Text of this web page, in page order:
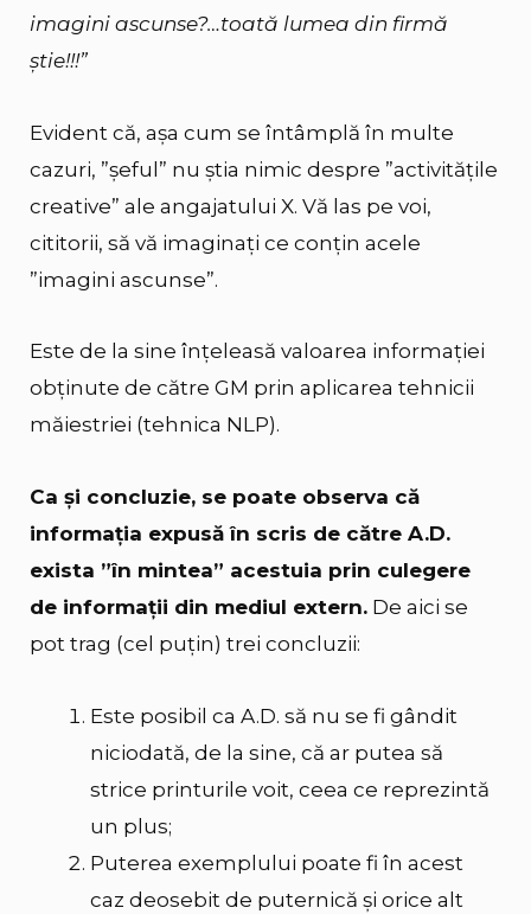
imagini ascunse?…toată lumea din firmă
știe!!!”
Evident că, așa cum se întâmplă în multe
cazuri, ”șeful” nu știa nimic despre ”activitățile
creative” ale angajatului X. Vă las pe voi,
cititorii, să vă imaginați ce conțin acele
”imagini ascunse”.
Este de la sine înţeleasă valoarea informației
obținute de către GM prin aplicarea tehnicii
măiestriei (tehnica NLP).
Ca și concluzie, se poate observa că
informația expusă în scris de către A.D.
exista ”în mintea” acestuia prin culegere
de informații din mediul extern. De aici se
pot trag (cel puțin) trei concluzii:
Este posibil ca A.D. să nu se fi gândit
niciodată, de la sine, că ar putea să
strice printurile voit, ceea ce reprezintă
un plus;
Puterea exemplului poate fi în acest
caz deosebit de puternică și orice alt